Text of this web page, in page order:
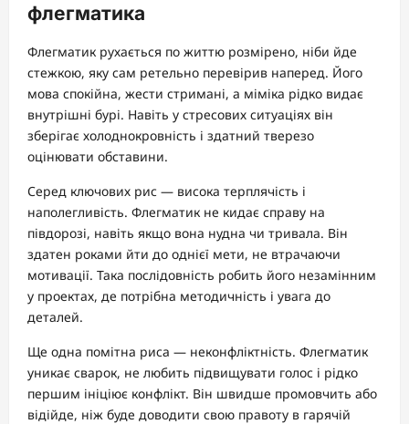
флегматика
Флегматик рухається по життю розмірено, ніби йде
стежкою, яку сам ретельно перевірив наперед. Його
мова спокійна, жести стримані, а міміка рідко видає
внутрішні бурі. Навіть у стресових ситуаціях він
зберігає холоднокровність і здатний тверезо
оцінювати обставини.
Серед ключових рис — висока терплячість і
наполегливість. Флегматик не кидає справу на
півдорозі, навіть якщо вона нудна чи тривала. Він
здатен роками йти до однієї мети, не втрачаючи
мотивації. Така послідовність робить його незамінним
у проектах, де потрібна методичність і увага до
деталей.
Ще одна помітна риса — неконфліктність. Флегматик
уникає сварок, не любить підвищувати голос і рідко
першим ініціює конфлікт. Він швидше промовчить або
відійде, ніж буде доводити свою правоту в гарячій